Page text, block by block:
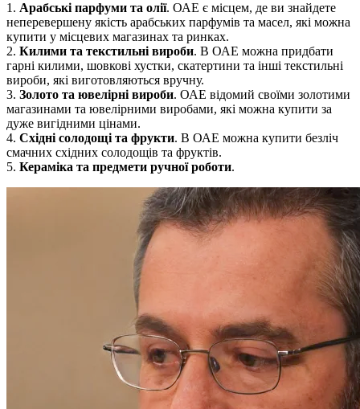
1. Арабські парфуми та олії. ОАЕ є місцем, де ви знайдете
неперевершену якість арабських парфумів та масел, які можна
купити у місцевих магазинах та ринках.
2. Килими та текстильні вироби. В ОАЕ можна придбати
гарні килими, шовкові хустки, скатертини та інші текстильні
вироби, які виготовляються вручну.
3. Золото та ювелірні вироби. ОАЕ відомий своїми золотими
магазинами та ювелірними виробами, які можна купити за
дуже вигідними цінами.
4. Східні солодощі та фрукти. В ОАЕ можна купити безліч
смачних східних солодощів та фруктів.
5. Кераміка та предмети ручної роботи.